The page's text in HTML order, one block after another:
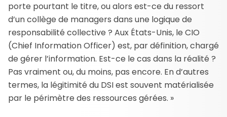
porte pourtant le titre, ou alors est-ce du ressort
d’un collège de managers dans une logique de
responsabilité collective ? Aux États-Unis, le CIO
(Chief Information Officer) est, par définition, chargé
de gérer l’information. Est-ce le cas dans la réalité ?
Pas vraiment ou, du moins, pas encore. En d’autres
termes, la légitimité du DSI est souvent matérialisée
par le périmètre des ressources gérées. »